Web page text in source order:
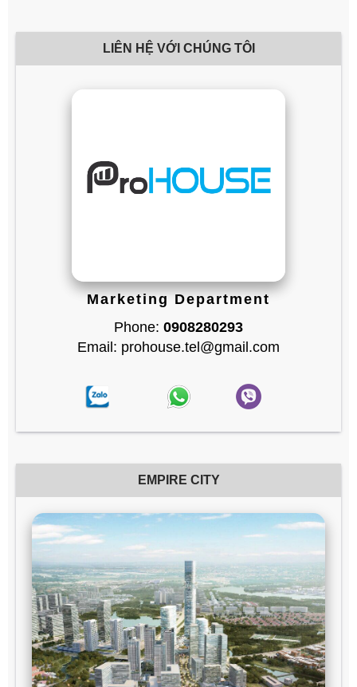
LIÊN HỆ VỚI CHÚNG TÔI
Marketing Department
Phone: 0908280293
Email: prohouse.tel@gmail.com
EMPIRE CITY